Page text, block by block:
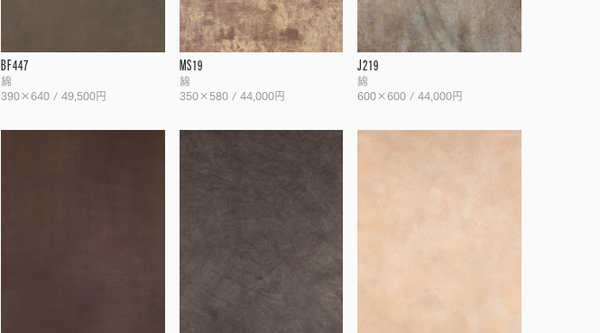
BF447
綿
390×640 / 49,500円
MS19
綿
350×580 / 44,000円
J219
綿
600×600 / 44,000円